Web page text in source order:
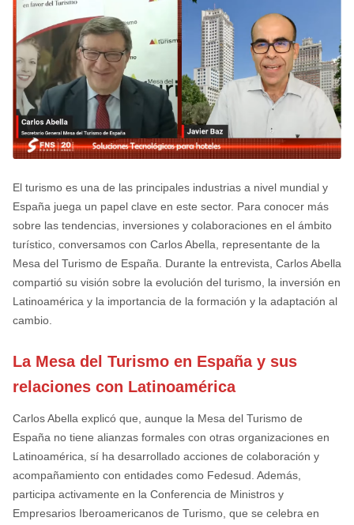
El turismo es una de las principales industrias a nivel mundial y
España juega un papel clave en este sector. Para conocer más
sobre las tendencias, inversiones y colaboraciones en el ámbito
turístico, conversamos con Carlos Abella, representante de la
Mesa del Turismo de España. Durante la entrevista, Carlos Abella
compartió su visión sobre la evolución del turismo, la inversión en
Latinoamérica y la importancia de la formación y la adaptación al
cambio.
La Mesa del Turismo en España y sus
relaciones con Latinoamérica
Carlos Abella explicó que, aunque la Mesa del Turismo de
España no tiene alianzas formales con otras organizaciones en
Latinoamérica, sí ha desarrollado acciones de colaboración y
acompañamiento con entidades como Fedesud. Además,
participa activamente en la Conferencia de Ministros y
Empresarios Iberoamericanos de Turismo, que se celebra en